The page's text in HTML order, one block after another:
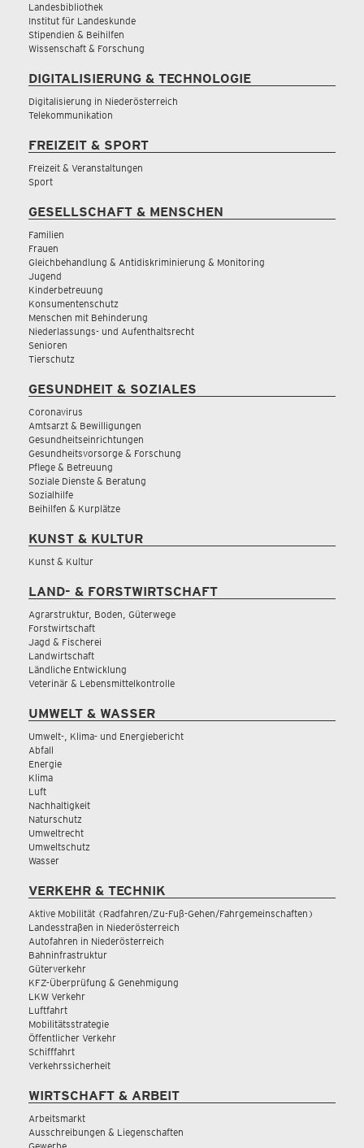
Landesbibliothek
Institut für Landeskunde
Stipendien & Beihilfen
Wissenschaft & Forschung
DIGITALISIERUNG & TECHNOLOGIE
Digitalisierung in Niederösterreich
Telekommunikation
FREIZEIT & SPORT
Freizeit & Veranstaltungen
Sport
GESELLSCHAFT & MENSCHEN
Familien
Frauen
Gleichbehandlung & Antidiskriminierung & Monitoring
Jugend
Kinderbetreuung
Konsumentenschutz
Menschen mit Behinderung
Niederlassungs- und Aufenthaltsrecht
Senioren
Tierschutz
GESUNDHEIT & SOZIALES
Coronavirus
Amtsarzt & Bewilligungen
Gesundheitseinrichtungen
Gesundheitsvorsorge & Forschung
Pflege & Betreuung
Soziale Dienste & Beratung
Sozialhilfe
Beihilfen & Kurplätze
KUNST & KULTUR
Kunst & Kultur
LAND- & FORSTWIRTSCHAFT
Agrarstruktur, Boden, Güterwege
Forstwirtschaft
Jagd & Fischerei
Landwirtschaft
Ländliche Entwicklung
Veterinär & Lebensmittelkontrolle
UMWELT & WASSER
Umwelt-, Klima- und Energiebericht
Abfall
Energie
Klima
Luft
Nachhaltigkeit
Naturschutz
Umweltrecht
Umweltschutz
Wasser
VERKEHR & TECHNIK
Aktive Mobilität (Radfahren/Zu-Fuß-Gehen/Fahrgemeinschaften)
Landesstraßen in Niederösterreich
Autofahren in Niederösterreich
Bahninfrastruktur
Güterverkehr
KFZ-Überprüfung & Genehmigung
LKW Verkehr
Luftfahrt
Mobilitätsstrategie
Öffentlicher Verkehr
Schifffahrt
Verkehrssicherheit
WIRTSCHAFT & ARBEIT
Arbeitsmarkt
Ausschreibungen & Liegenschaften